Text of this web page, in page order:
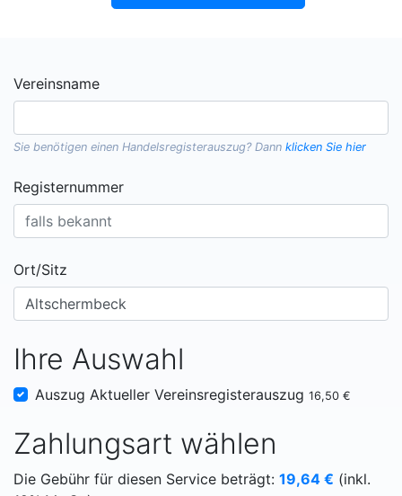
Vereinsname
Sie benötigen einen Handelsregisterauszug? Dann klicken Sie hier
Registernummer
Ort/Sitz
Ihre Auswahl
Auszug Aktueller Vereinsregisterauszug 16,50 €
Zahlungsart wählen
Die Gebühr für diesen Service beträgt: 19,64 € (inkl.